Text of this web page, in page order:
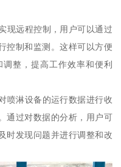
现远程控制，用户可以通过
控制和监测。这样可以方便
整，提高工作效率和便利
喷淋设备的运行数据进行收
通过对数据的分析，用户可
时发现问题并进行调整和改